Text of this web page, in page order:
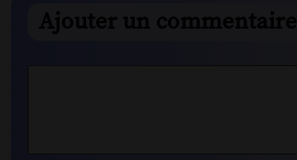
Ajouter un commentaire